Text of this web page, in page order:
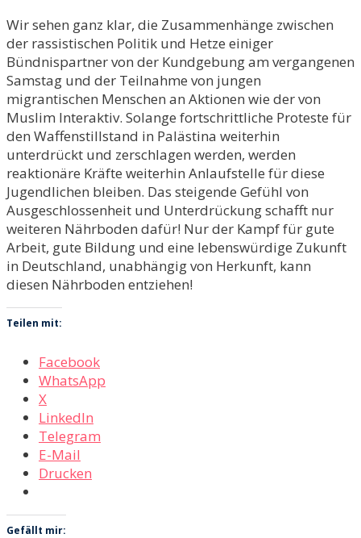
Wir sehen ganz klar, die Zusammenhänge zwischen
der rassistischen Politik und Hetze einiger
Bündnispartner von der Kundgebung am vergangenen
Samstag und der Teilnahme von jungen
migrantischen Menschen an Aktionen wie der von
Muslim Interaktiv. Solange fortschrittliche Proteste für
den Waffenstillstand in Palästina weiterhin
unterdrückt und zerschlagen werden, werden
reaktionäre Kräfte weiterhin Anlaufstelle für diese
Jugendlichen bleiben. Das steigende Gefühl von
Ausgeschlossenheit und Unterdrückung schafft nur
weiteren Nährboden dafür! Nur der Kampf für gute
Arbeit, gute Bildung und eine lebenswürdige Zukunft
in Deutschland, unabhängig von Herkunft, kann
diesen Nährboden entziehen!
Teilen mit:
Facebook
WhatsApp
X
LinkedIn
Telegram
E-Mail
Drucken
Gefällt mir: